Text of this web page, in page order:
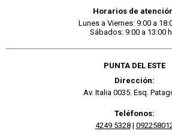
Horarios de
Lunes a Viernes: 9:00 a
Sábados: 9:00 a 13:00
PUNTA DEL ESTE
Dirección:
Av. Italia 0035. Esq.
Teléfonos:
4249 5328|